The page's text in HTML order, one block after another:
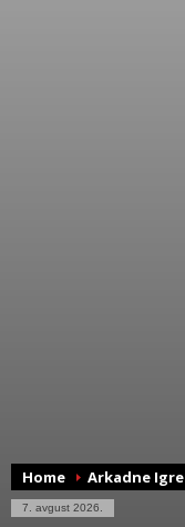
Home Arkadne Igre
7. avgust 2026.